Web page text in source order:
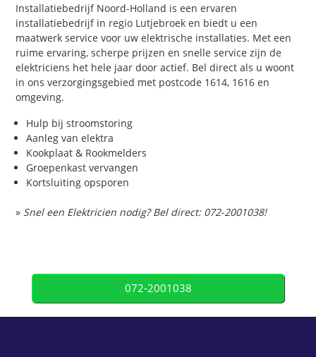
Installatiebedrijf Noord-Holland is een ervaren
installatiebedrijf in regio Lutjebroek en biedt u een
maatwerk service voor uw elektrische installaties. Met een
ruime ervaring, scherpe prijzen en snelle service zijn de
elektriciens het hele jaar door actief. Bel direct als u woont
in ons verzorgingsgebied met postcode 1614, 1616 en
omgeving.
Hulp bij stroomstoring
Aanleg van elektra
Kookplaat & Rookmelders
Groepenkast vervangen
Kortsluiting opsporen
» Snel een Elektricien nodig? Bel direct: 072-2001038!
072-2001038